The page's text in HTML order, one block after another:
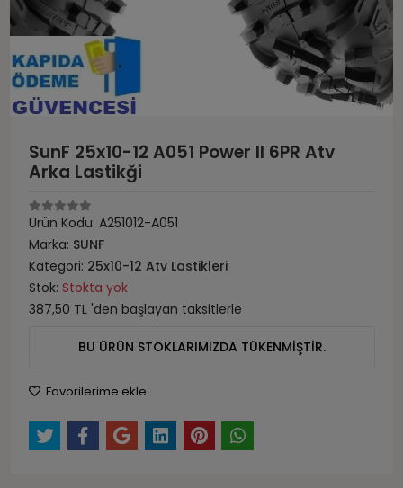
SunF 25x10-12 A051 Power II 6PR Atv
Arka Lastikği
Ürün Kodu: A251012-A051
Marka: SUNF
Kategori: 25x10-12 Atv Lastikleri
Stok: Stokta yok
387,50 TL 'den başlayan taksitlerle
BU ÜRÜN STOKLARIMIZDA TÜKENMİŞTİR.
Favorilerime ekle